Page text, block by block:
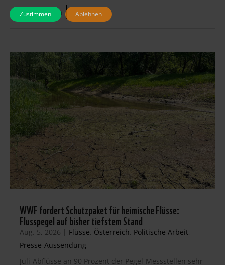
mehr lesen
WWF fordert Schutzpaket für heimische Flüsse:
Flusspegel auf bisher tiefstem Stand
Aug. 5, 2026 | Flüsse, Österreich, Politische Arbeit,
Presse-Aussendung
Juli-Abflüsse an 90 Prozent der Pegel-Messstellen sehr
Zustimmen Ablehnen